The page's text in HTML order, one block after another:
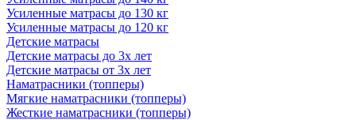
Усиленные матрасы до 130 кг
Усиленные матрасы до 120 кг
Детские матрасы
Детские матрасы до 3х лет
Детские матрасы от 3х лет
Наматрасники (топперы)
Мягкие наматрасники (топперы)
Жесткие наматрасники (топперы)